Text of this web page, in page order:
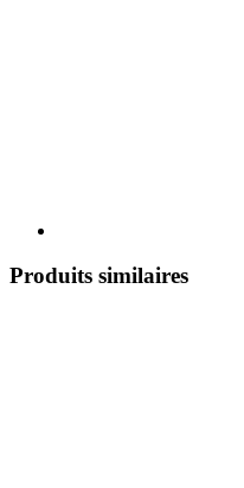
Produits similaires